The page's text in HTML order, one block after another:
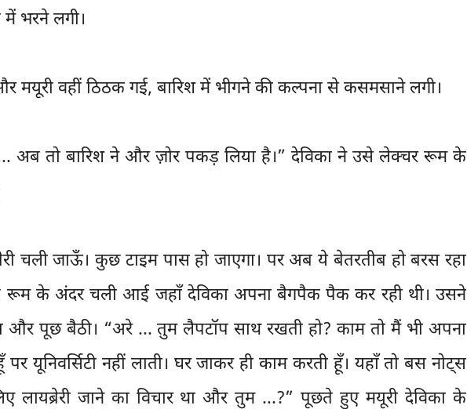
भरने लगी।
मयूरी वहीं ठिठक गई, बारिश में भीगने की कल्पना से कसमसाने लगी।
अब तो बारिश ने और ज़ोर पकड़ लिया है।” देविका ने उसे लेक्चर रूम के
चली जाऊँ। कुछ टाइम पास हो जाएगा। पर अब ये बेतरतीब हो बरस रहा
रूम के अंदर चली आई जहाँ देविका अपना बैगपैक पैक कर रही थी। उसने
और पूछ बैठी। “अरे ... तुम लैपटॉप साथ रखती हो? काम तो मैं भी अपना
यूनिवर्सिटी नहीं लाती। घर जाकर ही काम करती हूँ। यहाँ तो बस नोट्स
लायब्रेरी जाने का विचार था और तुम ...?” पूछते हुए मयूरी देविका के